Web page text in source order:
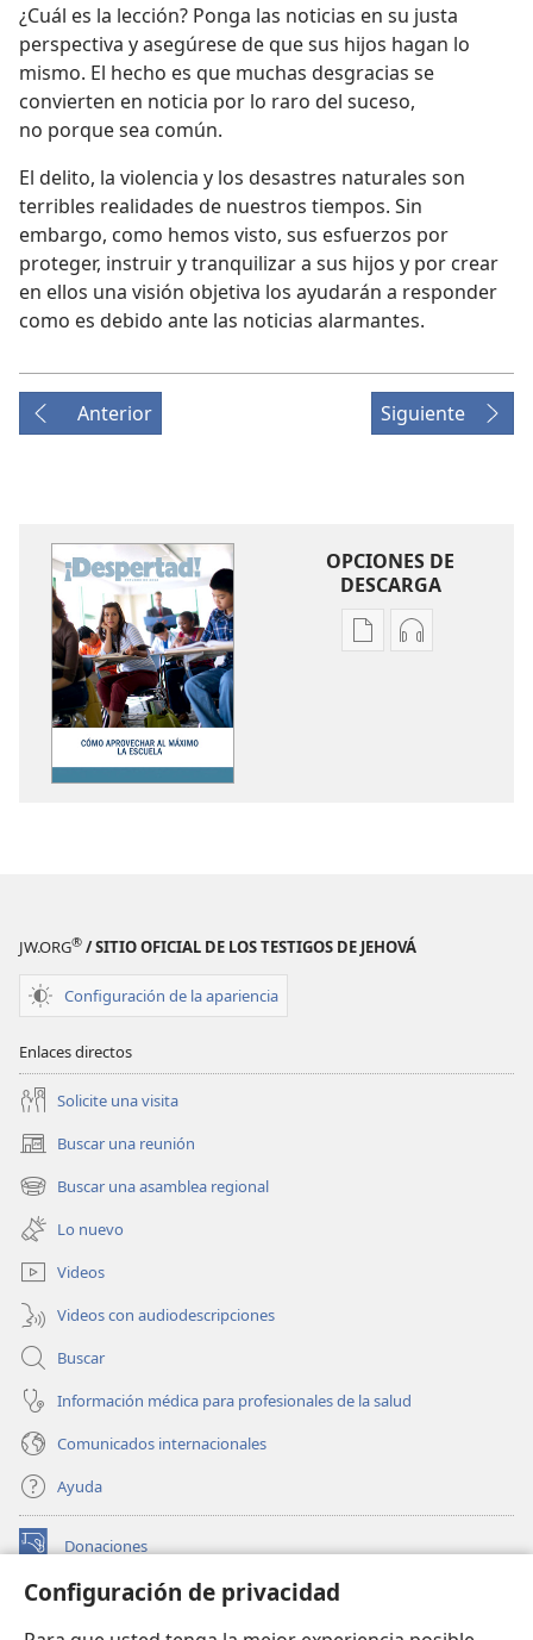
Configuración de privacidad
¿Cuál es la lección? Ponga las noticias en su justa
perspectiva y asegúrese de que sus hijos hagan lo
mismo. El hecho es que muchas desgracias se
convierten en noticia por lo raro del suceso,
no porque sea común.
El delito, la violencia y los desastres naturales son
terribles realidades de nuestros tiempos. Sin
embargo, como hemos visto, sus esfuerzos por
proteger, instruir y tranquilizar a sus hijos y por crear
en ellos una visión objetiva los ayudarán a responder
como es debido ante las noticias alarmantes.
Anterior Siguiente
OPCIONES DE
DESCARGA
OpcionesOpciones
JW.ORG® / SITIO OFICIAL DE LOS TESTIGOS DE JEHOVÁ
Configuración de la apariencia
Enlaces directos
Solicite una visita
Buscar una reunión
(abre
una
nueva
ventana)
Buscar una asamblea regional
(abre
una
nueva
ventana)
Lo nuevo
Videos
Videos con audiodescripciones
Buscar
Información médica para profesionales de la salud
Comunicados internacionales
Ayuda
Donaciones
(abre
una
nueva BIBLIOTECA EN LÍNEA Watchtower™